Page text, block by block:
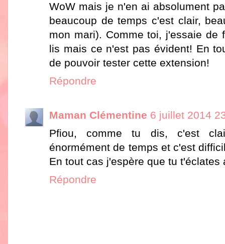
WoW mais je n'en ai absolument
beaucoup de temps c'est clair,
mon mari). Comme toi, j'essaie
lis mais ce n'est pas évident! En
de pouvoir tester cette extension!
Répondre
Maman Clémentine 6 juillet 2014
Pfiou, comme tu dis, c'est
énormément de temps et c'est
En tout cas j'espère que tu t'éclates
Répondre